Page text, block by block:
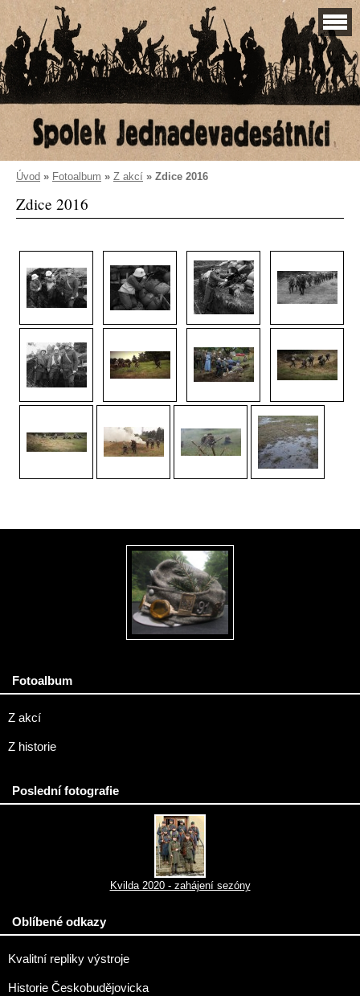
Úvod » Fotoalbum » Z akcí » Zdice 2016
Zdice 2016
Fotoalbum
Z akcí
Z historie
Poslední fotografie
Kvilda 2020 - zahájení sezóny
Oblíbené odkazy
Kvalitní repliky výstroje
Historie Českobudějovicka